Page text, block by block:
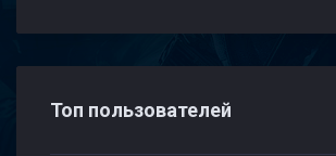
Топ пользователей